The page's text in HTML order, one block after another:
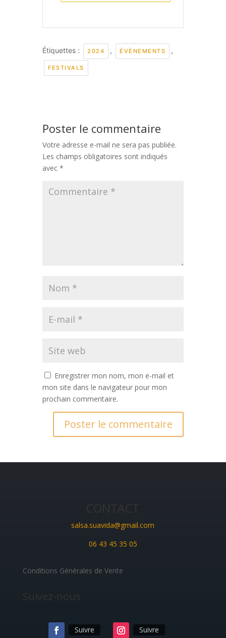
Étiquettes : 2024 , ÉVÈNEMENTS ,
FESTIVALS
Poster le commentaire
Votre adresse e-mail ne sera pas publiée.
Les champs obligatoires sont indiqués
avec *
Enregistrer mon nom, mon e-mail et
mon site dans le navigateur pour mon
prochain commentaire.
salsa.suavida@gmail.com
06 43 45 35 05
Conditions Générales de Vente
Suivez-nous
Suivre Suivre